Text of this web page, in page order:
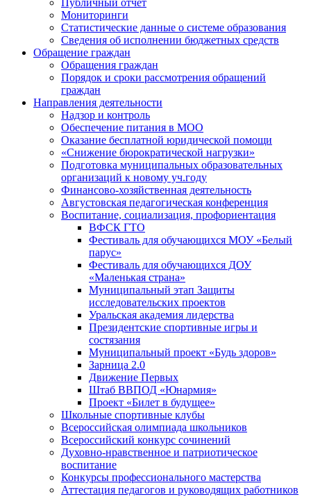
Публичный отчет
Мониторинги
Статистические данные о системе образования
Сведения об исполнении бюджетных средств
Обращение граждан
Обращения граждан
Порядок и сроки рассмотрения обращений
граждан
Направления деятельности
Надзор и контроль
Обеспечение питания в МОО
Оказание бесплатной юридической помощи
«Снижение бюрократической нагрузки»
Подготовка муниципальных образовательных
организаций к новому уч.году
Финансово-хозяйственная деятельность
Августовская педагогическая конференция
Воспитание, социализация, профориентация
ВФСК ГТО
Фестиваль для обучающихся МОУ «Белый
парус»
Фестиваль для обучающихся ДОУ
«Маленькая страна»
Муниципальный этап Защиты
исследовательских проектов
Уральская академия лидерства
Президентские спортивные игры и
состязания
Муниципальный проект «Будь здоров»
Зарница 2.0
Движение Первых
Штаб ВВПОД «Юнармия»
Проект «Билет в будущее»
Школьные спортивные клубы
Всероссийская олимпиада школьников
Всероссийский конкурс сочинений
Духовно-нравственное и патриотическое
воспитание
Конкурсы профессионального мастерства
Аттестация педагогов и руководящих работников